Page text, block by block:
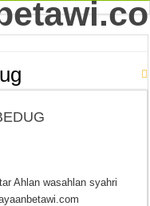
Ahlan wasahlan syahri